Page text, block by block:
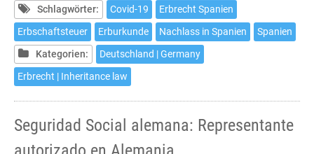
Erbschaften
in
Spanien
Schlagwörter: Covid-19
Erbrecht Spanien
Erbschaftsteuer
Erburkunde Nachlass in Spanien
Spanien
Kategorien:
Deutschland | Germany
Erbrecht | Inheritance law
Seguridad Social alemana: Representante